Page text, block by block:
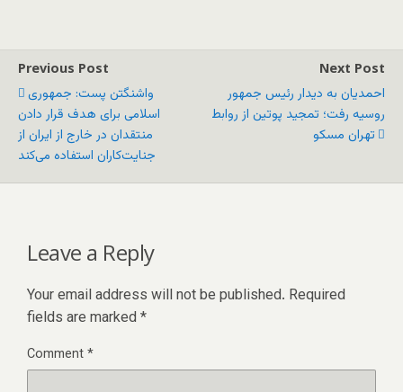
Previous Post
واشنگتن ‌پست: جمهوری
اسلامی برای هدف قرار دادن
منتقدان در خارج از ایران از
جنایت‌کاران استفاده می‌کند
Next Post
احمدیان به دیدار رئیس جمهور
روسیه رفت؛ تمجید پوتین از روابط
تهران مسکو
Leave a Reply
Your email address will not be published. Required
fields are marked *
Comment*